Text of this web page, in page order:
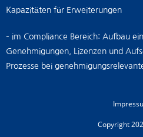
Kapazitäten für Erweiterungen
– im Compliance Bereich: Aufbau
Genehmigungen, Lizenzen und
Prozesse bei
Copyright